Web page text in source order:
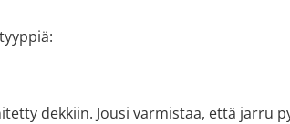
dekkiin. Jousi varmistaa, että jarru